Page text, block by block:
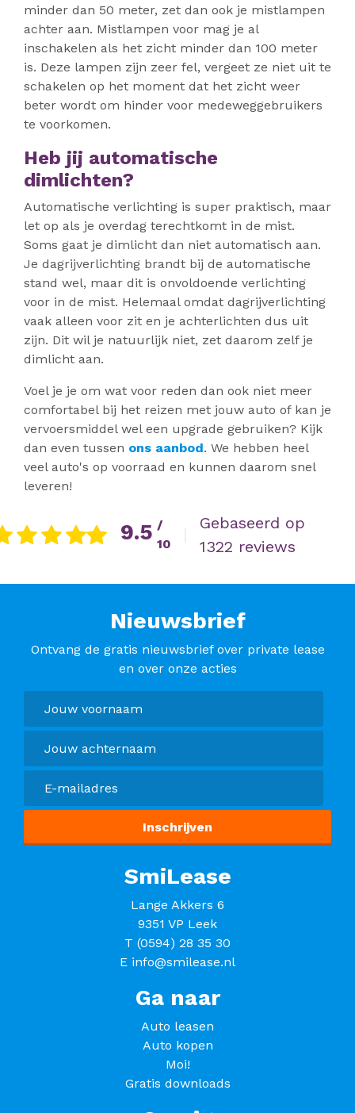
minder dan 50 meter, zet dan ook je mistlampen
achter aan. Mistlampen voor mag je al
inschakelen als het zicht minder dan 100 meter
is. Deze lampen zijn zeer fel, vergeet ze niet uit te
schakelen op het moment dat het zicht weer
beter wordt om hinder voor medeweggebruikers
te voorkomen.
Heb jij automatische
dimlichten?
Automatische verlichting is super praktisch, maar
let op als je overdag terechtkomt in de mist.
Soms gaat je dimlicht dan niet automatisch aan.
Je dagrijverlichting brandt bij de automatische
stand wel, maar dit is onvoldoende verlichting
voor in de mist. Helemaal omdat dagrijverlichting
vaak alleen voor zit en je achterlichten dus uit
zijn. Dit wil je natuurlijk niet, zet daarom zelf je
dimlicht aan.
Voel je je om wat voor reden dan ook niet meer
comfortabel bij het reizen met jouw auto of kan je
vervoersmiddel wel een upgrade gebruiken? Kijk
dan even tussen ons aanbod. We hebben heel
veel auto's op voorraad en kunnen daarom snel
leveren!
9.5 /
10
Gebaseerd op
1322 reviews
Nieuwsbrief
Ontvang de gratis nieuwsbrief over private lease
en over onze acties
SmiLease
Lange Akkers 6
9351 VP Leek
T (0594) 28 35 30
E info@smilease.nl
Ga naar
Auto leasen
Auto kopen
Moi!
Gratis downloads